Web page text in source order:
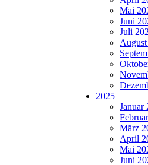
Mai
Juni
Juli
2025
Januar
März
April
Mai
Juni